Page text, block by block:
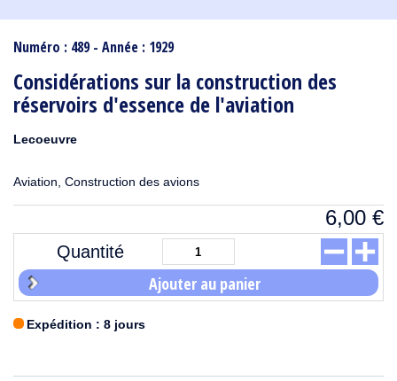
Numéro : 489 - Année : 1929
Considérations sur la construction des
réservoirs d'essence de l'aviation
Lecoeuvre
Aviation, Construction des avions
6,00 €
Quantité
Ajouter au panier
Expédition : 8 jours